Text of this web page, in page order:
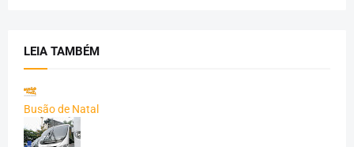
LEIA TAMBÉM
Busão de Natal